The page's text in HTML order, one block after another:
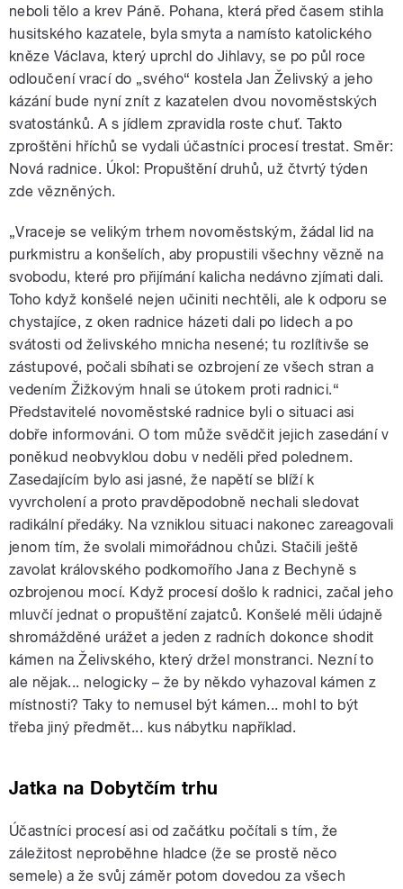
neboli tělo a krev Páně. Pohana, která před časem stihla
husitského kazatele, byla smyta a namísto katolického
kněze Václava, který uprchl do Jihlavy, se po půl roce
odloučení vrací do „svého“ kostela Jan Želivský a jeho
kázání bude nyní znít z kazatelen dvou novoměstských
svatostánků. A s jídlem zpravidla roste chuť. Takto
zproštěni hříchů se vydali účastníci procesí trestat. Směr:
Nová radnice. Úkol: Propuštění druhů, už čtvrtý týden
zde vězněných.
„Vraceje se velikým trhem novoměstským, žádal lid na
purkmistru a konšelích, aby propustili všechny vězně na
svobodu, které pro přijímání kalicha nedávno zjímati dali.
Toho když konšelé nejen učiniti nechtěli, ale k odporu se
chystajíce, z oken radnice házeti dali po lidech a po
svátosti od želivského mnicha nesené; tu rozlítivše se
zástupové, počali sbíhati se ozbrojení ze všech stran a
vedením Žižkovým hnali se útokem proti radnici.“
Představitelé novoměstské radnice byli o situaci asi
dobře informováni. O tom může svědčit jejich zasedání v
poněkud neobvyklou dobu v neděli před polednem.
Zasedajícím bylo asi jasné, že napětí se blíží k
vyvrcholení a proto pravděpodobně nechali sledovat
radikální předáky. Na vzniklou situaci nakonec zareagovali
jenom tím, že svolali mimořádnou chůzi. Stačili ještě
zavolat královského podkomořího Jana z Bechyně s
ozbrojenou mocí. Když procesí došlo k radnici, začal jeho
mluvčí jednat o propuštění zajatců. Konšelé měli údajně
shromážděné urážet a jeden z radních dokonce shodit
kámen na Želivského, který držel monstranci. Nezní to
ale nějak... nelogicky – že by někdo vyhazoval kámen z
místnosti? Taky to nemusel být kámen... mohl to být
třeba jiný předmět... kus nábytku například.
Jatka na Dobytčím trhu
Účastníci procesí asi od začátku počítali s tím, že
záležitost neproběhne hladce (že se prostě něco
semele) a že svůj záměr potom dovedou za všech